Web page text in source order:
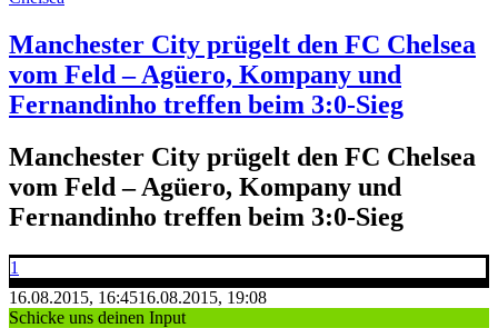
Manchester City prügelt den FC Chelsea
vom Feld – Agüero, Kompany und
Fernandinho treffen beim 3:0-Sieg
Manchester City prügelt den FC Chelsea
vom Feld – Agüero, Kompany und
Fernandinho treffen beim 3:0-Sieg
1
16.08.2015, 16:4516.08.2015, 19:08
Schicke uns deinen Input